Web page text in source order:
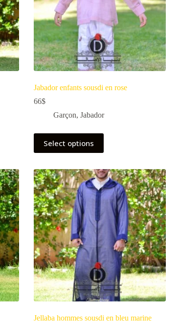
Jabador enfants sousdi en rose
66$
Garçon, Jabador
Select options
Jellaba hommes sousdi en bleu marine